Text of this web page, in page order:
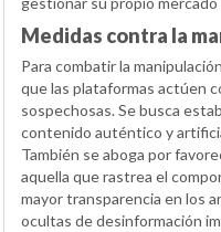
Medidas contra la
Para combatir la
que las plataformas actúen
sospechosas. Se busca
contenido auténtico y
También se aboga por
aquella que rastrea el
mayor transparencia en los
ocultas de desinformación